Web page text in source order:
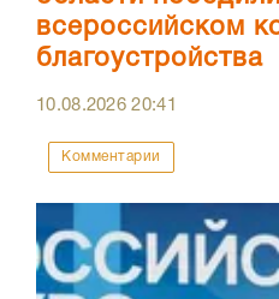
всероссийском
благоустройства
10.08.202620:41
Комментарии